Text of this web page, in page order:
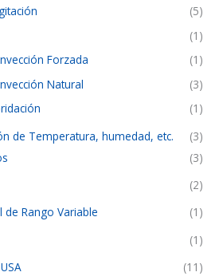
(5)
(1)
Forzada
(1)
Natural
(3)
(1)
de Temperatura, humedad, etc.
(3)
(3)
(2)
Rango Variable
(1)
(1)
(11)